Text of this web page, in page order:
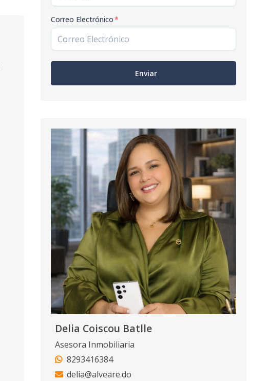
Correo Electrónico*
Enviar
Delia Coiscou Batlle
Asesora Inmobiliaria
8293416384
delia@alveare.do